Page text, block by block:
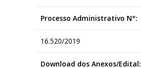
Processo Administrativo N°:
16.520/2019
Download dos Anexos/Edital: